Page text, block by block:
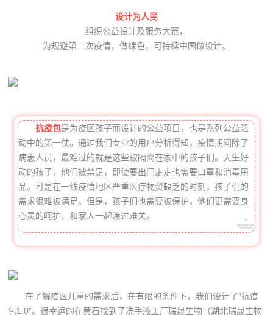
设计为人民
组织公益设计及服务大赛，
为规避第三次疫情，做绿色，可持续中国做设计。
抗疫包是为疫区孩子而设计的公益项目，也是系列公益活
动中的第一仗。通过我们专业的用户分析得知，疫情期间除了
病患人员，最难过的就是这些被隔离在家中的孩子们。天生好
动的孩子，他们被禁足，即使要出门走走也需要口罩和消毒用
品。可是在一线疫情地区严重医疗物资缺乏的时刻，孩子们的
需求很难被满足。但是，孩子们也需要被保护，他们更需要身
心灵的呵护，和家人一起渡过难关。
在了解疫区儿童的需求后，在有限的条件下，我们设计了“抗疫
包1.0”。 很幸运的在黄石找到了洗手液工厂瑞晟生物（湖北瑞晟生物